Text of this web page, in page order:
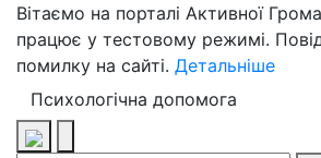
Вітаємо на порталі Активної
працює у тестовому режимі.
помилку на сайті. Детальніше
Психологічна допомога